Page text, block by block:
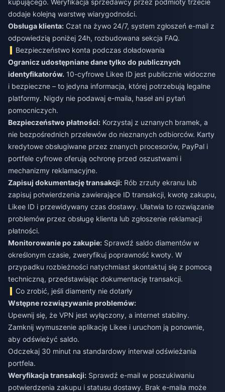
dodaje kolejną warstwę wiarygodności.
Obsługa klienta: Czat na żywo 24/7, system zgłoszeń e-mail z
odpowiedzią poniżej 24h, rozbudowana sekcja FAQ.
Bezpieczeństwo konta podczas doładowania
Ogranicz udostępniane dane tylko do publicznych
identyfikatorów. 10-cyfrowe Likee ID jest publicznie widoczne
i bezpieczne – to jedyna informacja, której potrzebują legalne
platformy. Nigdy nie podawaj e-maila, haseł ani pytań
pomocniczych.
Bezpieczeństwo płatności: Korzystaj z uznanych bramek, a
nie bezpośrednich przelewów do nieznanych odbiorców. Karty
kredytowe obsługiwane przez znanych procesorów, PayPal i
portfele cyfrowe oferują ochronę przed oszustwami i
mechanizmy reklamacyjne.
Zapisuj dokumentację transakcji: Rób zrzuty ekranu lub
zapisuj potwierdzenia zawierające ID transakcji, kwotę zakupu,
Likee ID i przewidywany czas dostawy. Ułatwia to rozwiązanie
problemów przez obsługę klienta lub zgłoszenie reklamacji
płatności.
Monitorowanie po zakupie: Sprawdź saldo diamentów w
określonym czasie, zweryfikuj poprawność kwoty. W
przypadku rozbieżności natychmiast skontaktuj się z pomocą
techniczną, przedstawiając dokumentację transakcji.
Co zrobić, jeśli diamenty nie dotarły
Wstępne rozwiązywanie problemów:
Upewnij się, że VPN jest wyłączony, a internet stabilny.
Zamknij wymuszenie aplikację Likee i uruchom ją ponownie,
aby odświeżyć saldo.
Odczekaj 30 minut na standardowy interwał odświeżania
portfela.
Weryfikacja transakcji: Sprawdź e-mail w poszukiwaniu
potwierdzenia zakupu i statusu dostawy. Brak e-maila może